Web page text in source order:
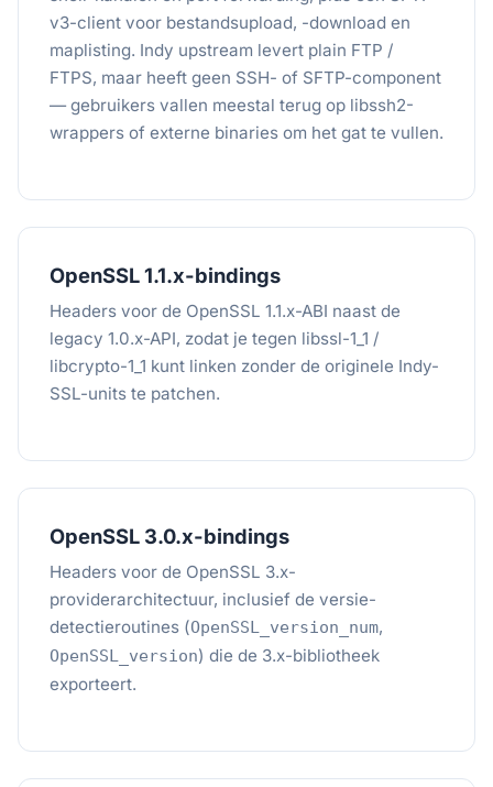
v3-client voor bestandsupload, -download en
maplisting. Indy upstream levert plain FTP /
FTPS, maar heeft geen SSH- of SFTP-component
— gebruikers vallen meestal terug op libssh2-
wrappers of externe binaries om het gat te vullen.
OpenSSL 1.1.x-bindings
Headers voor de OpenSSL 1.1.x-ABI naast de
legacy 1.0.x-API, zodat je tegen libssl-1_1 /
libcrypto-1_1 kunt linken zonder de originele Indy-
SSL-units te patchen.
OpenSSL 3.0.x-bindings
Headers voor de OpenSSL 3.x-
providerarchitectuur, inclusief de versie-
detectieroutines (OpenSSL_version_num,
OpenSSL_version) die de 3.x-bibliotheek
exporteert.